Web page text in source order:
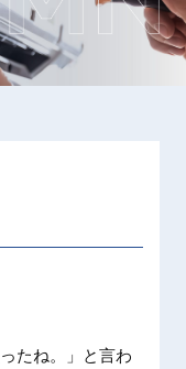
ったね。
」と言わ